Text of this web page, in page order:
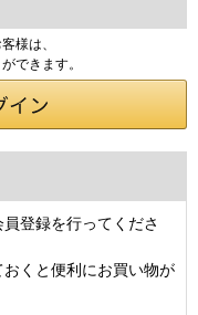
様は、
できます。
登録を行ってくださ
くと便利にお買い物が